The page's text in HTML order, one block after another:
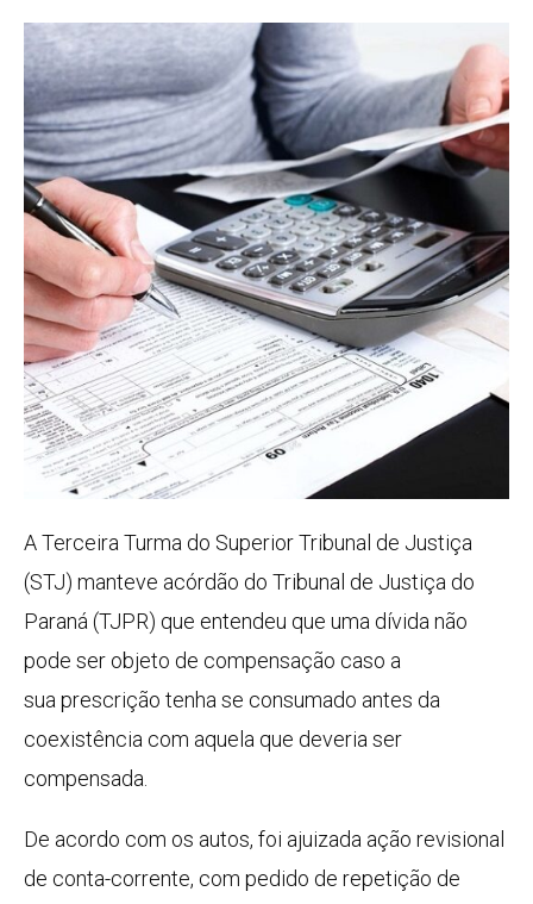
A Terceira Turma do Superior Tribunal de Justiça
(STJ) manteve acórdão do Tribunal de Justiça do
Paraná (TJPR) que entendeu que uma dívida não
pode ser objeto de compensação caso a
sua prescrição tenha se consumado antes da
coexistência com aquela que deveria ser
compensada.
De acordo com os autos, foi ajuizada ação revisional
de conta-corrente, com pedido de repetição de